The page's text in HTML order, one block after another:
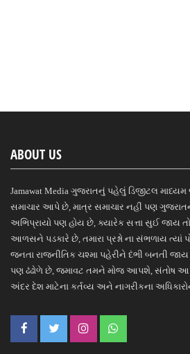
ABOUT US
Jamawat Media ગુજરાતનું પહેલું ડિજીટલ માધ્યમ
સમાચાર આપે છે, માત્ર સમાચાર નહીં પણ
અભિપ્રાયો પણ હોય છે, ક્યારેક સત્તા સુઈ જાય
આળસને પડકારે છે, તમારા પ્રશ્નો ના સંભળાય ત્યાં
જનતા રાજનીતિક ચશ્મા પહેરીને દંભી બનતી જાય
પણ ઢંઢોળે છે, જમાવટ તમને મોજ આપશે, સંતોષ
અંદર દેશ માટેના કર્તવ્ય અને નાગરીકના